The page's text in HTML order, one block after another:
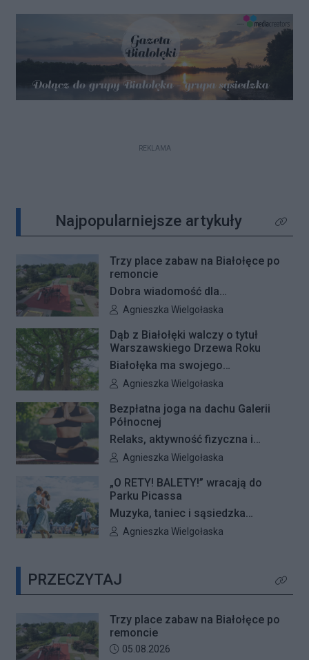
REKLAMA
Najpopularniejsze artykuły Kliknij
Trzy place zabaw na Białołęce po
remoncie
Dobra wiadomość dla
najmłodszych mieszkańców
się remonty nawierzchni na trzech
placach zabaw – przy ulicach
Kiersnowskiego, Ruskowy Bród i
Ceramicznej.
Autor artykułu:
Agnieszka Wielgołaska
Dąb z Białołęki walczy o tytuł
Warszawskiego Drzewa Roku
Białołęka ma swojego
reprezentanta w plebiscycie na
finałowej dwunastki zakwalifikował
się okazały dąb szypułkowy
rosnący przy ul. Konturowej. Teraz
o zwycięstwie zadecydują głosy
mieszkańców.
Autor artykułu:
Agnieszka Wielgołaska
Bezpłatna joga na dachu Galerii
Północnej
Relaks, aktywność fizyczna i
wyjątkowa przestrzeń pełna zieleni
Fitness Zdrofit zapraszają
mieszkańców na bezpłatne zajęcia
Autor artykułu:
Agnieszka Wielgołaska
„O RETY! BALETY!” wracają do
Parku Picassa
Muzyka, taniec i sąsiedzka
atmosfera ponownie zagoszczą w
plenerowych potańcówek „O RETY!
BALETY!
Autor artykułu:
Agnieszka Wielgołaska
PRZECZYTAJ Kliknij
Trzy place zabaw na Białołęce po
remoncie
Data dodania artykułu:
05.08.2026